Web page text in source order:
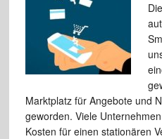
Marktplatz für Angebote und
geworden. Viele
Kosten für einen stationären